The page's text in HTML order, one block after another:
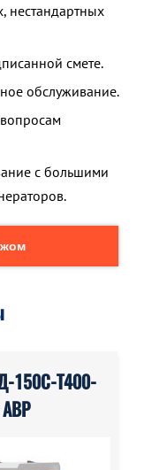
нестандартных
смете.
обслуживание.
с большими
150С-Т400-